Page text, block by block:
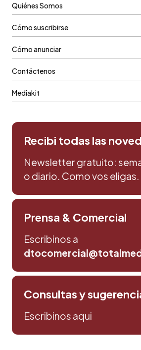
Quiénes Somos
Cómo suscribirse
Cómo anunciar
Contáctenos
Mediakit
Recibi todas las
Newsletter gratuito:
o diario. Como vos eligas.
Prensa & Comercial
Escribinos a
Consultas y
Escribinos aqui